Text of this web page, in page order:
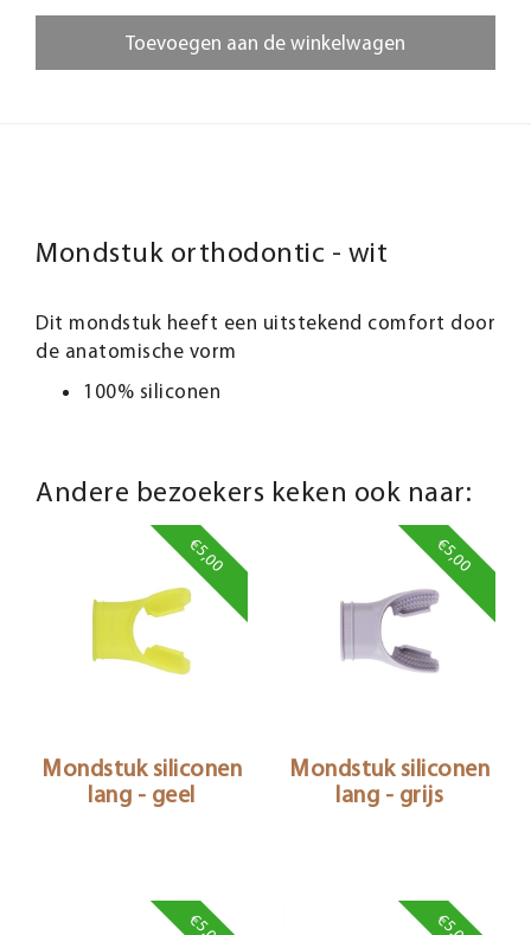
Toevoegen aan de winkelwagen
Mondstuk orthodontic - wit
Dit mondstuk heeft een uitstekend comfort door
de anatomische vorm
100% siliconen
Andere bezoekers keken ook naar:
€5,00
Mondstuk siliconen
lang - geel
€5,00
Mondstuk siliconen
lang - grijs